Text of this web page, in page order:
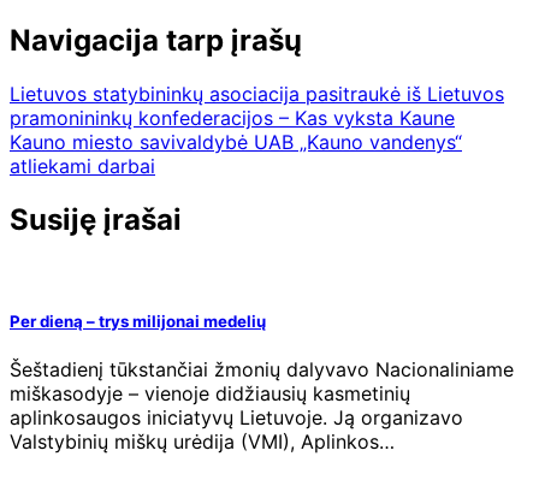
Navigacija tarp įrašų
Lietuvos statybininkų asociacija pasitraukė iš Lietuvos
pramonininkų konfederacijos – Kas vyksta Kaune
Kauno miesto savivaldybė UAB „Kauno vandenys“
atliekami darbai
Susiję įrašai
Per dieną – trys milijonai medelių
Šeštadienį tūkstančiai žmonių dalyvavo Nacionaliniame
miškasodyje – vienoje didžiausių kasmetinių
aplinkosaugos iniciatyvų Lietuvoje. Ją organizavo
Valstybinių miškų urėdija (VMI), Aplinkos…